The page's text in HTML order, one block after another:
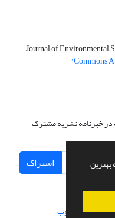
بهترین
Journal of Environmental
Commons
در خبرنامه نشریه مشترک
اشتراک
سازی از سیناوب